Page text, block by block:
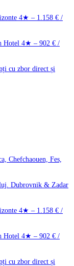
4★ – 1.158 € /
Hotel 4★ – 902 € /
cu zbor direct și
Chefchaouen, Fes,
Dubrovnik & Zadar
4★ – 1.158 € /
Hotel 4★ – 902 € /
cu zbor direct și